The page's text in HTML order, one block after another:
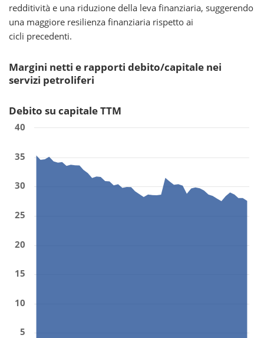
redditività e una riduzione della leva finanziaria, suggerendo
una maggiore resilienza finanziaria rispetto ai
cicli precedenti.
Margini netti e rapporti debito/capitale nei
servizi petroliferi
Debito su capitale TTM
5
10
15
20
25
30
35
40